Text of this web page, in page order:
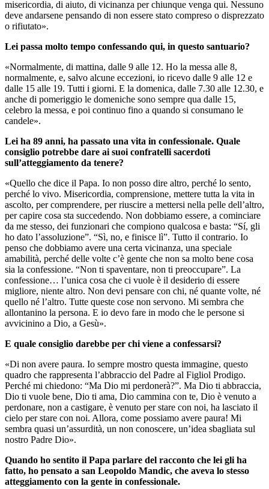
misericordia, di aiuto, di vicinanza per chiunque venga qui. Nessuno
deve andarsene pensando di non essere stato compreso o disprezzato
o rifiutato».
Lei passa molto tempo confessando qui, in questo santuario?
«Normalmente, di mattina, dalle 9 alle 12. Ho la messa alle 8,
normalmente, e, salvo alcune eccezioni, io ricevo dalle 9 alle 12 e
dalle 15 alle 19. Tutti i giorni. E la domenica, dalle 7.30 alle 12.30, e
anche di pomeriggio le domeniche sono sempre qua dalle 15,
celebro la messa, e poi continuo fino a quando si consumano le
candele».
Lei ha 89 anni, ha passato una vita in confessionale. Quale
consiglio potrebbe dare ai suoi confratelli sacerdoti
sull’atteggiamento da tenere?
«Quello che dice il Papa. Io non posso dire altro, perché lo sento,
perché lo vivo. Misericordia, comprensione, mettere tutta la vita in
ascolto, per comprendere, per riuscire a mettersi nella pelle dell’altro,
per capire cosa sta succedendo. Non dobbiamo essere, a cominciare
da me stesso, dei funzionari che compiono qualcosa e basta: “Sí, gli
ho dato l’assoluzione”. “Sì, no, e finisce lì”. Tutto il contrario. Io
penso che dobbiamo avere una certa vicinanza, una speciale
amabilità, perché delle volte c’è gente che non sa molto bene cosa
sia la confessione. “Non ti spaventare, non ti preoccupare”. La
confessione… l’unica cosa che ci vuole è il desiderio di essere
migliore, niente altro. Non devi pensare con chi, né quante volte, né
quello né l’altro. Tutte queste cose non servono. Mi sembra che
allontanino la persona. E io devo fare in modo che le persone si
avvicinino a Dio, a Gesù».
E quale consiglio darebbe per chi viene a confessarsi?
«Di non avere paura. Io sempre mostro questa immagine, questo
quadro che rappresenta l’abbraccio del Padre al Figliol Prodigo.
Perché mi chiedono: “Ma Dio mi perdonerà?”. Ma Dio ti abbraccia,
Dio ti vuole bene, Dio ti ama, Dio cammina con te, Dio è venuto a
perdonare, non a castigare, è venuto per stare con noi, ha lasciato il
cielo per stare con noi. Allora, come possiamo avere paura! Mi
sembra quasi un’assurdità, un non conoscere, un’idea sbagliata sul
nostro Padre Dio».
Quando ho sentito il Papa parlare del racconto che lei gli ha
fatto, ho pensato a san Leopoldo Mandic, che aveva lo stesso
atteggiamento con la gente in confessionale.